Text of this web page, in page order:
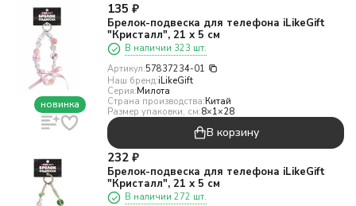
новинка
135 ₽
Брелок-подвеска для телефона iLikeGift
"Кристалл", 21 х 5 см
В наличии 323 шт.
Артикул:57837234-01
Наш бренд:iLikeGift
Серия:Милота
Страна производства:Китай
Размер упаковки, см:8×1×28
В корзину
232 ₽
Брелок-подвеска для телефона iLikeGift
"Кристалл", 21 х 5 см
В наличии 272 шт.